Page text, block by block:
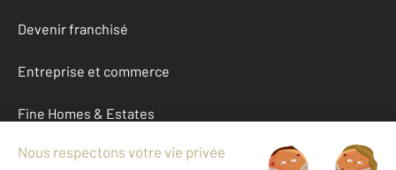
Devenir franchisé
Entreprise et commerce
Fine Homes & Estates
À propos